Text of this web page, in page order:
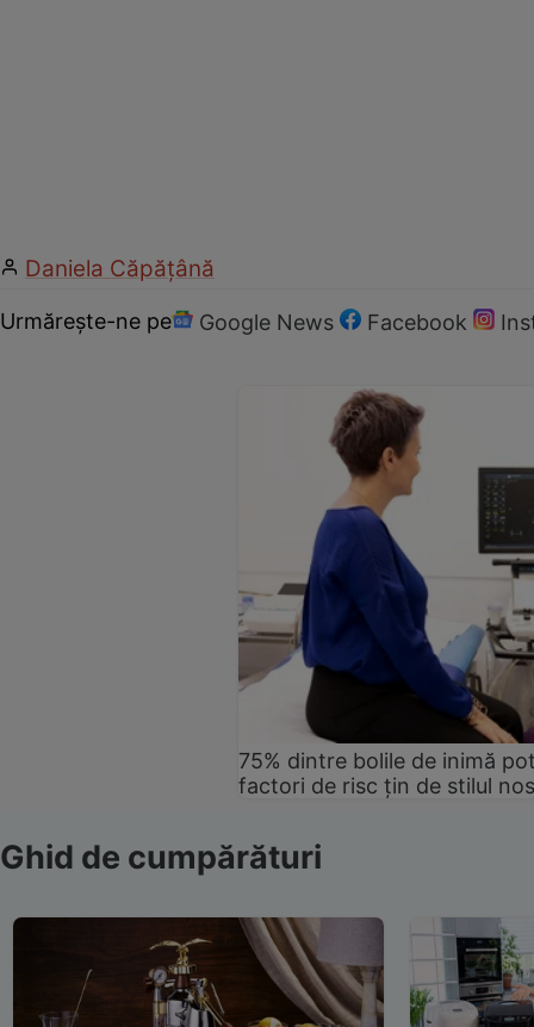
Daniela Căpăţână
Urmărește-ne pe Google News Facebook
75% dintre bolile de inimă
factori de risc țin de stilul
Ghid de cumpărături